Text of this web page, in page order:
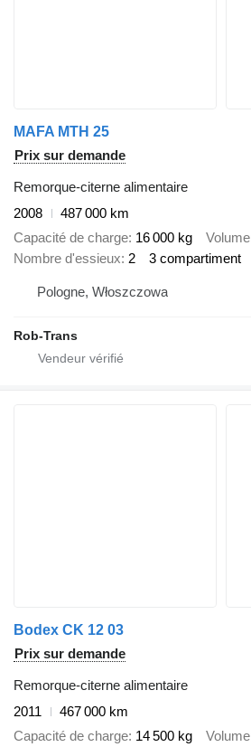
MAFA MTH 25
Prix sur demande
Remorque-citerne alimentaire
2008
487 000 km
Capacité de charge 16 000 kg Volume
Nombre d'essieux 2 3 compartiment
Pologne, Włoszczowa
Rob-Trans
Bodex CK 12 03
Prix sur demande
Remorque-citerne alimentaire
2011
467 000 km
Capacité de charge 14 500 kg Volume